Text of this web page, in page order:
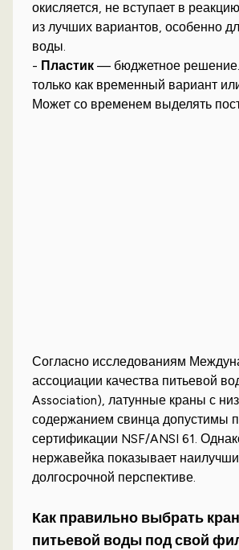
окисляется, не вступает в
из лучших вариантов, особенно
воды.
- Пластик — бюджетное
только как временный вариант
Может со временем выделять
Согласно исследованиям
ассоциации качества питьевой
Association), латунные краны с
содержанием свинца допустимы
сертификации NSF/ANSI 61.
нержавейка показывает
долгосрочной перспективе.
Как правильно выбрать
питьевой воды под свой